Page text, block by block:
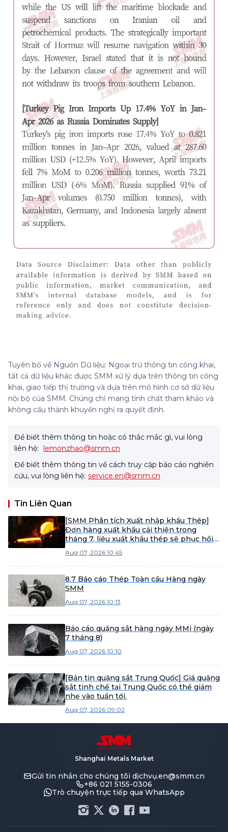
Tuyên bố về Nguồn Dữ liệu: Ngoại trừ thông tin công khai,
tất cả dữ liệu khác được SMM xử lý dựa trên thông tin công
khai, giao tiếp thị trường và dựa trên mô hình cơ sở dữ liệu
nội bộ của SMM. Chúng chỉ mang tính chất tham khảo và
không cấu thành khuyến nghị ra quyết định.
Để biết thêm thông tin hoặc có thắc mắc gì, vui lòng
liên hệ:
lemonzhao@smm.cn
Để biết thêm thông tin về cách truy cập báo cáo nghiên
cứu, vui lòng liên hệ: service.en@smm.cn
Tin Liên Quan
[SMM Phân tích Xuất nhập khẩu Thép]
Đơn hàng xuất khẩu cải thiện trong
tháng 7, liệu xuất khẩu thép sẽ phục hồi
Aug 07, 2026 10:45
8.7 Báo cáo Thép Toàn cầu Hàng ngày
SMM
Aug 07, 2026 10:13
Báo cáo quặng sắt hàng ngày MMi (ngày
7 tháng 8)
Aug 07, 2026 10:10
[Bản tin quặng sắt Trung Quốc] Giá quặng
sắt tinh chế tại Trung Quốc có thể giảm
nhẹ vào tuần tới.
Aug 07, 2026 09:02
Shanghai Metals Market
Gửi tin nhắn cho chúng tôi dịchvụ.en@smm.cn
+86 021 5155-0306
Trò chuyện trực tiếp qua WhatsApp